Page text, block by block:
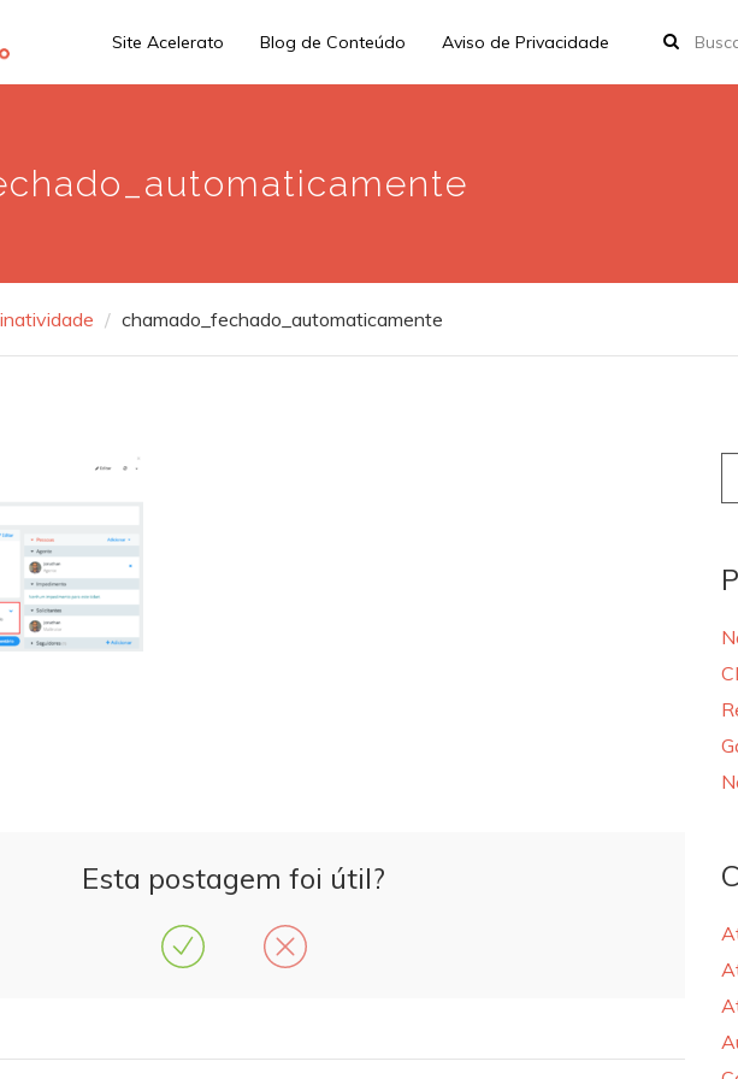
Site Acelerato Blog de Conteúdo Aviso de Privacidade
chamado_fechado_automaticamente
Esta postagem foi útil?